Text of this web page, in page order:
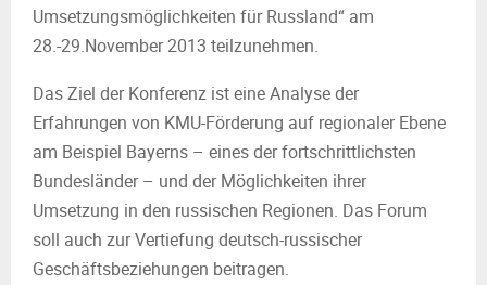
N
U
Umsetzungsmöglichkeiten für Russland“ am
28.-29.November 2013 teilzunehmen.
Das Ziel der Konferenz ist eine Analyse der
Erfahrungen von KMU-Förderung auf regionaler Ebene
am Beispiel Bayerns – eines der fortschrittlichsten
Bundesländer – und der Möglichkeiten ihrer
Umsetzung in den russischen Regionen. Das Forum
soll auch zur Vertiefung deutsch-russischer
Geschäftsbeziehungen beitragen.